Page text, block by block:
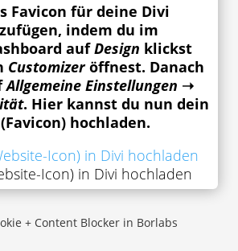
Favicon für deine Divi
indem du im
aufDesign klickst
Customizeröffnest. Danach
Allgemeine Einstellungen ➝
. Hier kannst du nun dein
hochladen.
Icon) in Divi hochladen
+ Content Blocker in Borlabs